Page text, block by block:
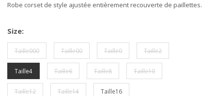
Robe corset de style ajustée entièrement recouverte de paillettes.
Size:
Taille000 Taille00 Taille0 Taille2
Taille4 Taille6 Taille8 Taille10
Taille12 Taille14 Taille16